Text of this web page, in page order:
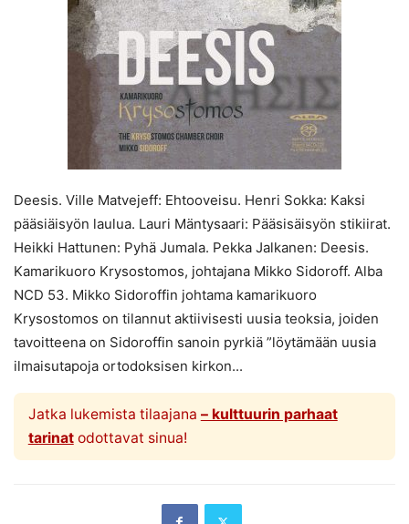
Deesis. Ville Matvejeff: Ehtooveisu. Henri Sokka: Kaksi
pääsiäisyön laulua. Lauri Mäntysaari: Pääsisäisyön stikiirat.
Heikki Hattunen: Pyhä Jumala. Pekka Jalkanen: Deesis.
Kamarikuoro Krysostomos, johtajana Mikko Sidoroff. Alba
NCD 53. Mikko Sidoroffin johtama kamarikuoro
Krysostomos on tilannut aktiivisesti uusia teoksia, joiden
tavoitteena on Sidoroffin sanoin pyrkiä ”löytämään uusia
ilmaisutapoja ortodoksisen kirkon...
Jatka lukemista tilaajana – kulttuurin parhaat
tarinatodottavat sinua!